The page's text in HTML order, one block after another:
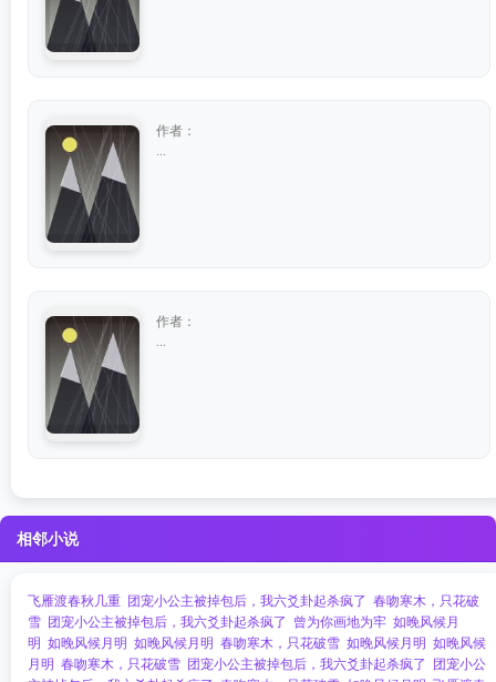
作者：
作者：
相邻小说
飞雁渡春秋几重 团宠小公主被掉包后，我六爻卦起杀疯了 春吻寒木，只花破
雪 团宠小公主被掉包后，我六爻卦起杀疯了 曾为你画地为牢 如晚风候月
明 如晚风候月明 如晚风候月明 春吻寒木，只花破雪 如晚风候月明 如晚风候
月明 春吻寒木，只花破雪 团宠小公主被掉包后，我六爻卦起杀疯了 团宠小公